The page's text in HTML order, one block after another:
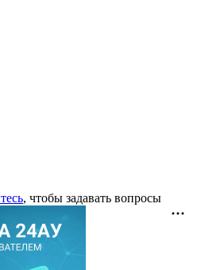
, чтобы задавать вопросы